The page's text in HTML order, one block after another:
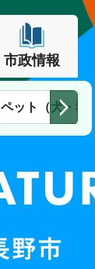
市政情報
ペット（犬・猫）